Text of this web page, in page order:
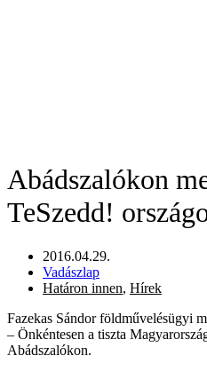
Abádszalókon
TeSzedd!
2016.04.29.
Vadászlap
Határon innen, Hírek
Fazekas Sándor földművelésügyi
– Önkéntesen a tiszta
Abádszalókon.